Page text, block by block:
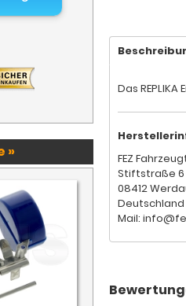
Das
FEZ
Stiftstraße 6
08412
Deutschland
Mail:
»